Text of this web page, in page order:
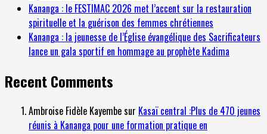
Kananga : le FESTIMAC 2026 met l’accent sur la restauration
spirituelle et la guérison des femmes chrétiennes
Kananga : la jeunesse de l’Église évangélique des Sacrificateurs
lance un gala sportif en hommage au prophète Kadima
Recent Comments
Ambroise Fidèle Kayembesur Kasaï central :Plus de 470 jeunes
réunis à Kananga pour une formation pratique en